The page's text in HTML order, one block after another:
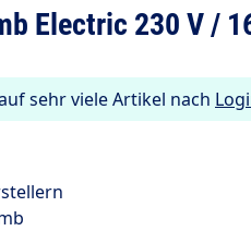
Electric 230 V /
sehr viele Artikel nach